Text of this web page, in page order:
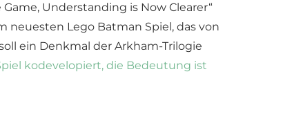
Understanding is Now Clearer“
Lego Batman Spiel, das von
ein Denkmal der Arkham-Trilogie
kodevelopiert, die Bedeutung ist